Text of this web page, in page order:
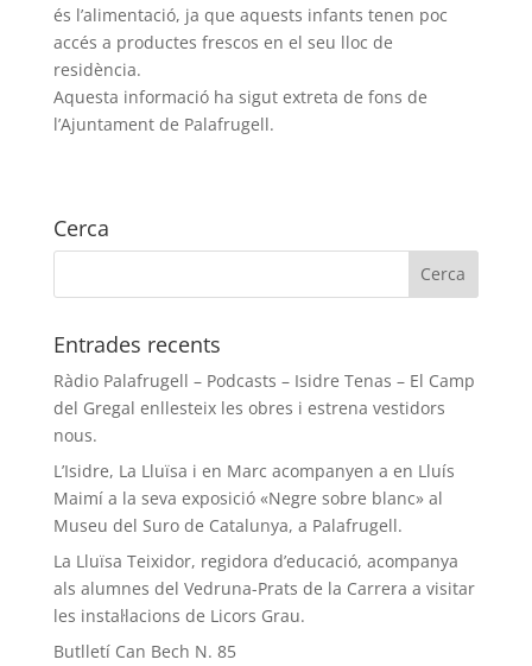
és l’alimentació, ja que aquests infants tenen poc
accés a productes frescos en el seu lloc de
residència.
Aquesta informació ha sigut extreta de fons de
l’Ajuntament de Palafrugell.
Cerca
Entrades recents
Ràdio Palafrugell – Podcasts – Isidre Tenas – El Camp
del Gregal enllesteix les obres i estrena vestidors
nous.
L’Isidre, La Lluïsa i en Marc acompanyen a en Lluís
Maimí a la seva exposició «Negre sobre blanc» al
Museu del Suro de Catalunya, a Palafrugell.
La Lluïsa Teixidor, regidora d’educació, acompanya
als alumnes del Vedruna-Prats de la Carrera a visitar
les instal·lacions de Licors Grau.
Butlletí Can Bech N. 85